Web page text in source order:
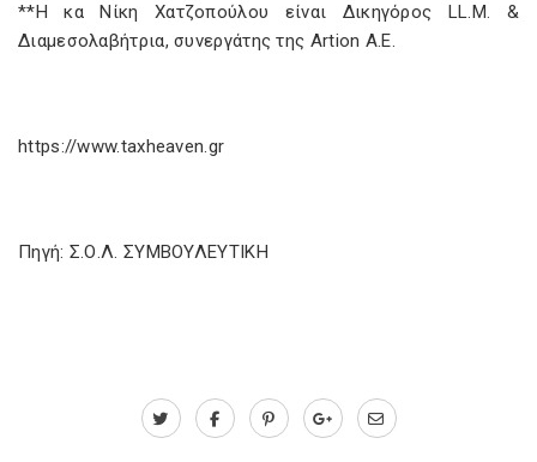
**H κα Νίκη Χατζοπούλου είναι Δικηγόρος LL.M. &
Διαμεσολαβήτρια, συνεργάτης της Artion Α.Ε.
https://www.taxheaven.gr
Πηγή: Σ.Ο.Λ. ΣΥΜΒΟΥΛΕΥΤΙΚΗ